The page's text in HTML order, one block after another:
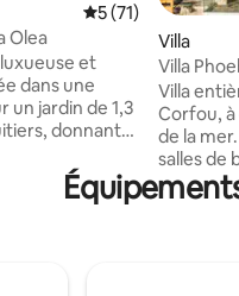
Évaluation
5 (71)
Olea
luxueuse et
dans une
un jardin de 1,3
donnant
devant elle,
Villa
Villa
Villa
Corfou,
de la
salles de
mer et la